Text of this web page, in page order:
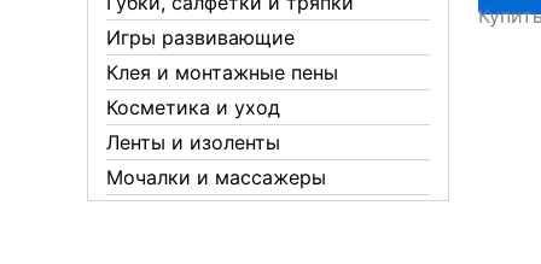
Игры развивающие
Клея и монтажные пены
Косметика и уход
Ленты и изоленты
Мочалки и массажеры
19/20